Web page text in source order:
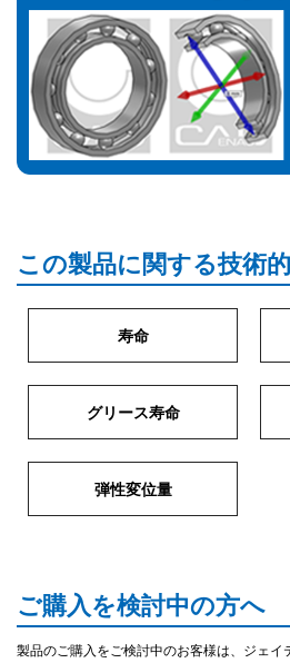
この製品に関する技術
寿命
グリース寿命
弾性変位量
ご購入を検討中の方へ
製品のご購入をご検討中のお客様は、ジェ